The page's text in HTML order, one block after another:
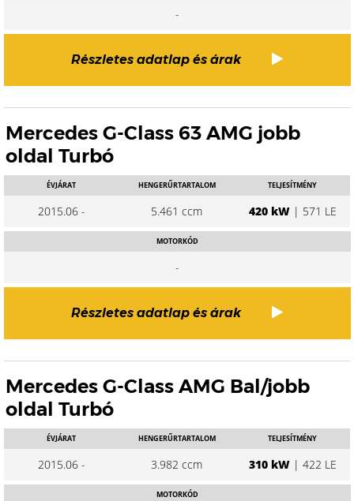
-
Részletes adatlap és árak
Mercedes G-Class 63 AMG jobb
oldal Turbó
ÉVJÁRAT
2015.06 -
HENGERŰRTARTALOM
5.461 ccm
TELJESÍTMÉNY
420 kW| 571 LE
MOTORKÓD
-
Részletes adatlap és árak
Mercedes G-Class AMG Bal/jobb
oldal Turbó
ÉVJÁRAT
2015.06 -
HENGERŰRTARTALOM
3.982 ccm
TELJESÍTMÉNY
310 kW| 422 LE
MOTORKÓD